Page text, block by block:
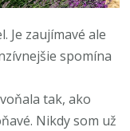
Je zaujímavé ale
spomína
tak, ako
Nikdy som už